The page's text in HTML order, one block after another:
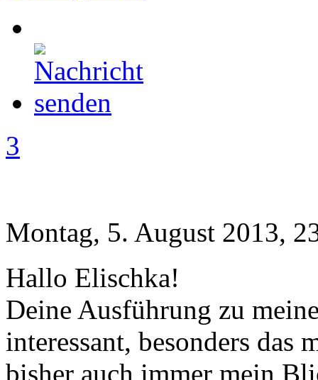
3
Montag, 5. August 2013,
Hallo Elischka!
Deine Ausführung zu
interessant, besonders das
bisher auch immer mein